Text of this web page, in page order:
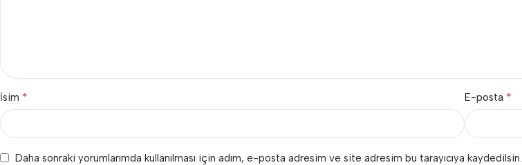
İsim * E-posta *
Daha sonraki yorumlarımda kullanılması için adım, e-posta adresim ve site adresim bu tarayıcıya kaydedilsin.